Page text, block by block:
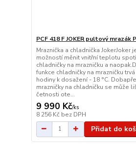
PCF 418 F JOKER pultový mrazák
Mraznička a chladnička JokerJoker
možností měnit vnitřní teplotu
chladničky na mrazničku a
funkce chladničky na mrazničku
hodiny k dosažení - 18 °C.
mrazničky na chladničku se může
četnosti ote...
9 990 Kč/ks
8 256 Kč bez DPH
Přidat do